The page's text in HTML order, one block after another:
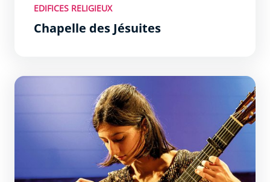
EDIFICES RELIGIEUX
Chapelle des Jésuites
Atmosphère Poétique